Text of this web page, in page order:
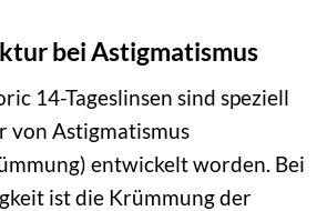
bei Astigmatismus
14-Tageslinsen sind speziell
von Astigmatismus
entwickelt worden. Bei
ist die Krümmung der